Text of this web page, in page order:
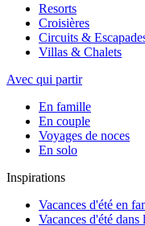
Resorts
Croisières
Circuits &
Villas & Chalets
Avec qui partir
En famille
En couple
Voyages de noces
En solo
Inspirations
Vacances d'été en
Vacances d'été dans